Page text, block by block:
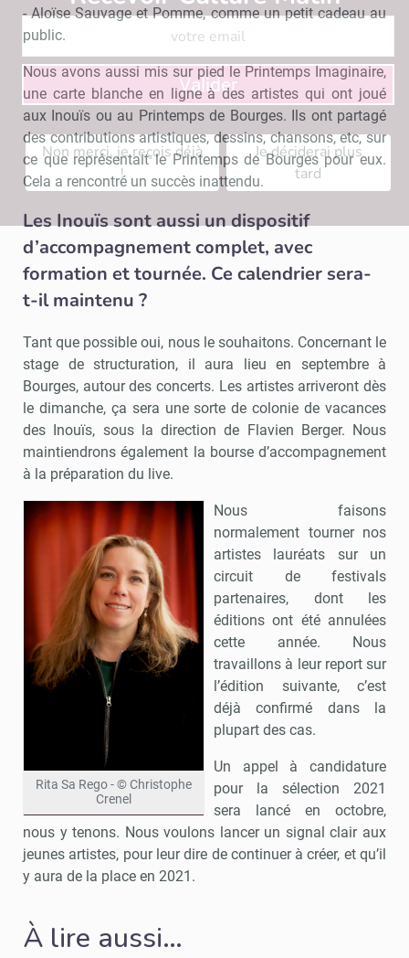
- Aloïse Sauvage et Pomme, comme un petit cadeau au
public.
Nous avons aussi mis sur pied le Printemps Imaginaire,
une carte blanche en ligne à des artistes qui ont joué
aux Inouïs ou au Printemps de Bourges. Ils ont partagé
des contributions artistiques, dessins, chansons, etc, sur
ce que représentait le Printemps de Bourges pour eux.
Cela a rencontré un succès inattendu.
Les Inouïs sont aussi un dispositif
d’accompagnement complet, avec
formation et tournée. Ce calendrier sera-
t-il maintenu ?
Tant que possible oui, nous le souhaitons. Concernant le
stage de structuration, il aura lieu en septembre à
Bourges, autour des concerts. Les artistes arriveront dès
le dimanche, ça sera une sorte de colonie de vacances
des Inouïs, sous la direction de Flavien Berger. Nous
maintiendrons également la bourse d’accompagnement
à la préparation du live.
Rita Sa Rego - © Christophe
Crenel
Nous faisons
normalement tourner nos
artistes lauréats sur un
circuit de festivals
partenaires, dont les
éditions ont été annulées
cette année. Nous
travaillons à leur report sur
l’édition suivante, c’est
déjà confirmé dans la
plupart des cas.
Un appel à candidature
pour la sélection 2021
sera lancé en octobre,
nous y tenons. Nous voulons lancer un signal clair aux
jeunes artistes, pour leur dire de continuer à créer, et qu’il
y aura de la place en 2021.
À lire aussi…
Valider
Non merci, je reçois déjà
!
Je déciderai plus
tard